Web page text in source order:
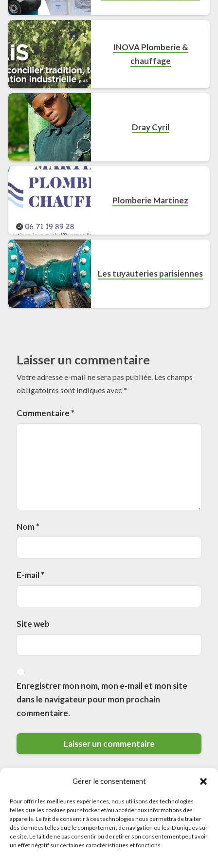
Gérer le consentement
Pour offrir les meilleures expériences, nous utilisons des technologies
telles que les cookies pour stocker et/ou accéder aux informations des
appareils. Le fait de consentir à ces technologies nous permettra de traiter
des données telles que le comportement de navigation ou les ID uniques sur
ce site. Le fait de ne pas consentir ou de retirer son consentement peut avoir
un effet négatif sur certaines caractéristiques et fonctions.
Maur des Fosses
INOVA Plomberie &
chauffage
Dray Cyril
Plomberie Martinez
Les tuyauteries parisiennes
Laisser un commentaire
Votre adresse e-mail ne sera pas publiée. Les champs
obligatoires sont indiqués avec *
Commentaire *
Nom*
E-mail*
Site web
Enregistrer mon nom, mon e-mail et mon site
dans le navigateur pour mon prochain
commentaire.
© 2026 Meilleurs Plombiers · All rights reserved